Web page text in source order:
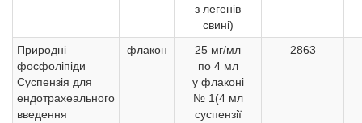
з легенів
свині)
Природні
фосфоліпіди
Суспензія для
ендотрахеального
введення
флакон
25 мг/мл
по 4 мл
у флаконі
№ 1(4 мл
суспензії
2863